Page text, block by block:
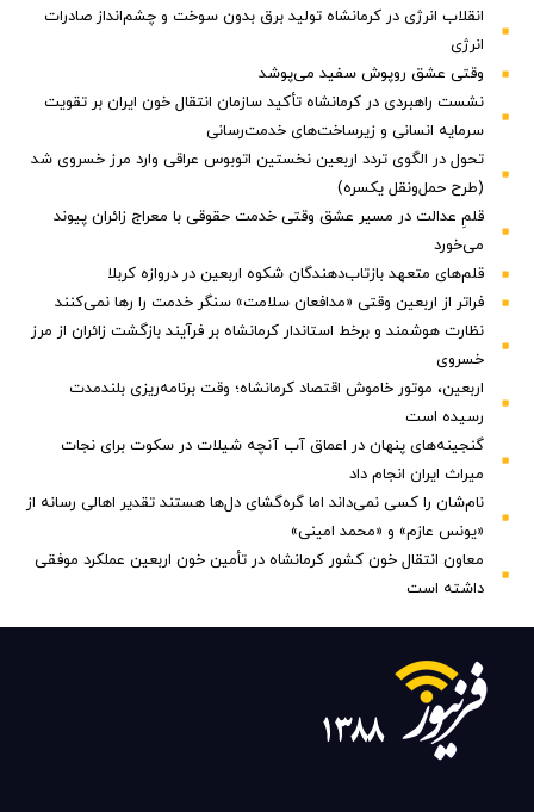
انقلاب انرژی در کرمانشاه تولید برق بدون سوخت و چشم‌انداز صادرات
انرژی
وقتی عشق روپوش سفید می‌پوشد
نشست راهبردی در کرمانشاه تأکید سازمان انتقال خون ایران بر تقویت
سرمایه انسانی و زیرساخت‌های خدمت‌رسانی
تحول در الگوی تردد اربعین نخستین اتوبوس عراقی وارد مرز خسروی شد
(طرح حمل‌ونقل یکسره)
قلمِ عدالت در مسیر عشق وقتی خدمت حقوقی با معراج زائران پیوند
می‌خورد
قلم‌های متعهد بازتاب‌دهندگان شکوه اربعین در دروازه کربلا
فراتر از اربعین وقتی «مدافعان سلامت» سنگر خدمت را رها نمی‌کنند
نظارت هوشمند و برخط استاندار کرمانشاه بر فرآیند بازگشت زائران از مرز
خسروی
اربعین، موتور خاموش اقتصاد کرمانشاه؛ وقت برنامه‌ریزی بلندمدت
رسیده است
گنجینه‌های پنهان در اعماق آب آنچه شیلات در سکوت برای نجات
میراث ایران انجام داد
نام‌شان را کسی نمی‌داند اما گره‌گشای دل‌ها هستند تقدیر اهالی رسانه از
«یونس عازم» و «محمد امینی»
معاون انتقال خون کشور کرمانشاه در تأمین خون اربعین عملکرد موفقی
داشته است